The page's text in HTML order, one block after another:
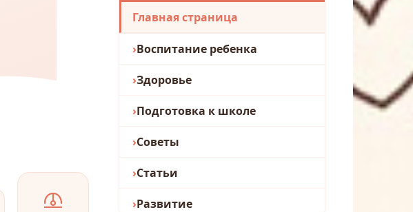
Главная страница
Воспитание ребенка
Здоровье
Подготовка к школе
Советы
Статьи
Развитие